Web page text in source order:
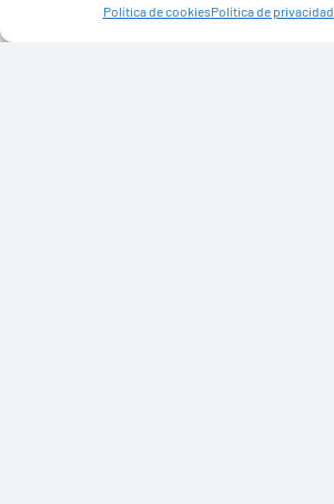
Política de cookiesPolítica de privacidad